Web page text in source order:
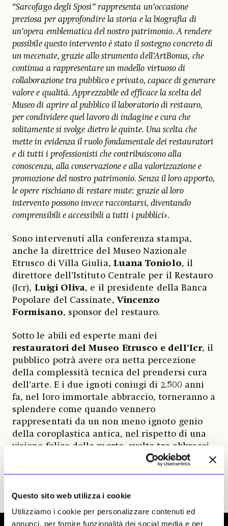
Questo sito web utilizza i cookie
Utilizziamo i cookie per personalizzare contenuti ed
annunci, per fornire funzionalità dei social media e per
“Sarcofago degli Sposi” rappresenta un’occasione
preziosa per approfondire la storia e la biografia di
un’opera emblematica del nostro patrimonio. A rendere
possibile questo intervento è stato il sostegno concreto di
un mecenate, grazie allo strumento dell’ArtBonus, che
continua a rappresentare un modello virtuoso di
collaborazione tra pubblico e privato, capace di generare
valore e qualità. Apprezzabile ed efficace la scelta del
Museo di aprire al pubblico il laboratorio di restauro,
per condividere quel lavoro di indagine e cura che
solitamente si svolge dietro le quinte. Una scelta che
mette in evidenza il ruolo fondamentale dei restauratori
e di tutti i professionisti che contribuiscono alla
conoscenza, alla conservazione e alla valorizzazione e
promozione del nostro patrimonio. Senza il loro apporto,
le opere rischiano di restare mute: grazie al loro
intervento possono invece raccontarsi, diventando
comprensibili e accessibili a tutti i pubblici».
Sono intervenuti alla conferenza stampa,
anche la direttrice del Museo Nazionale
Etrusco di Villa Giulia, Luana Toniolo, il
direttore dell’Istituto Centrale per il Restauro
(Icr), Luigi Oliva, e il presidente della Banca
Popolare del Cassinate,Vincenzo
Formisano, sponsor del restauro.
Sotto le abili ed esperte mani dei
restauratori del Museo Etrusco e dell’Icr, il
pubblico potrà avere ora netta percezione
della complessità tecnica del prendersi cura
dell’arte. E i due ignoti coniugi di 2.500 anni
fa, nel loro immortale abbraccio, torneranno a
splendere come quando vennero
rappresentati da un non meno ignoto genio
della coroplastica antica, nel rispetto di una
visione felice della morte, svolta tra abbracci,
sorrisi arcaici (e quindi di beatitudine),
loro aggraziati gesti).